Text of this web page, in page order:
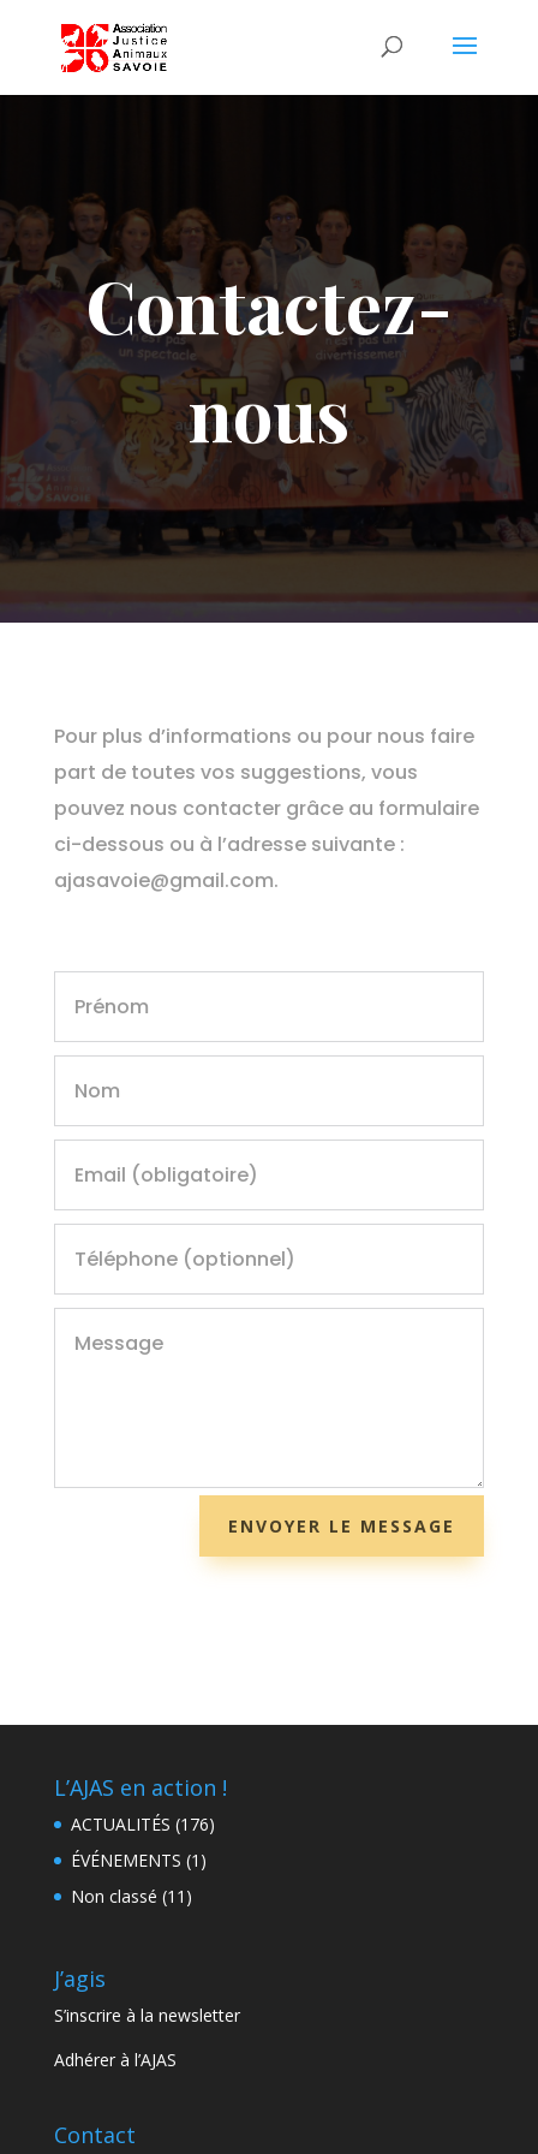
Contactez-
nous
Pour plus d’informations ou pour nous faire
part de toutes vos suggestions, vous
pouvez nous contacter grâce au formulaire
ci-dessous ou à l’adresse suivante :
ajasavoie@gmail.com.
ENVOYER LE MESSAGE
L’AJAS en action !
ACTUALITÉS (176)
ÉVÉNEMENTS (1)
Non classé (11)
J’agis
S’inscrire à la newsletter
Adhérer à l’AJAS
Contact